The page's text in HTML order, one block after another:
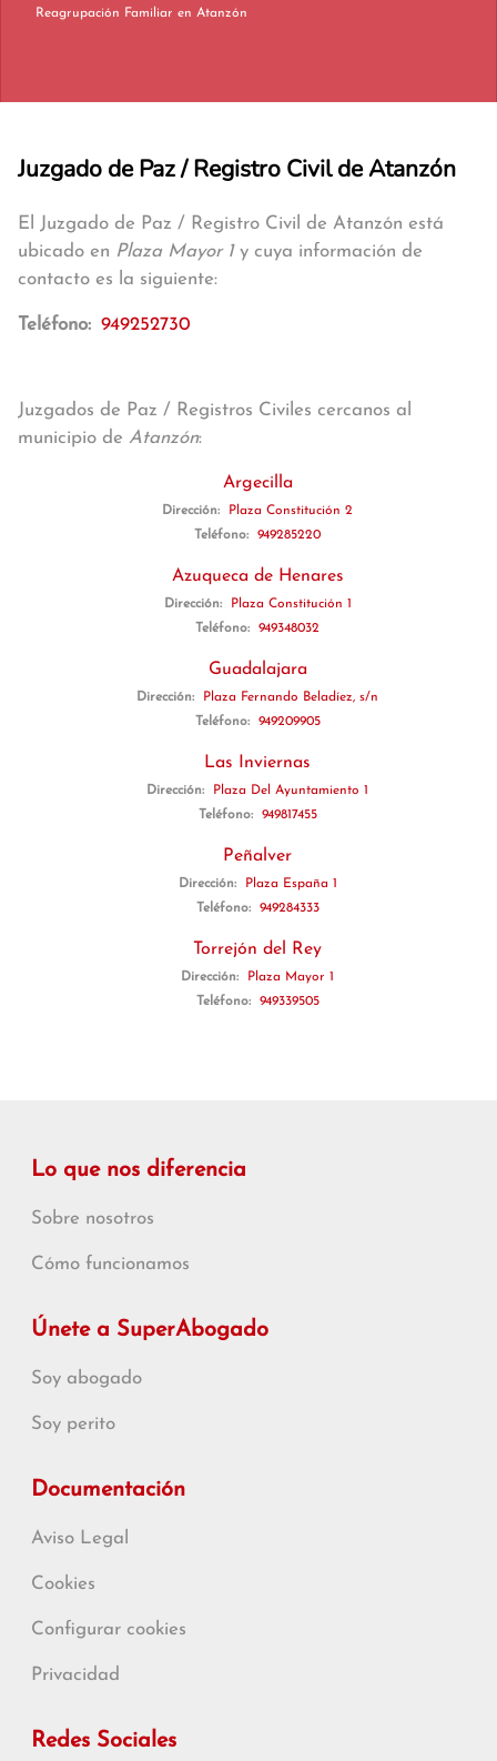
Reagrupación Familiar en Atanzón
Juzgado de Paz / Registro Civil de Atanzón
El Juzgado de Paz / Registro Civil de Atanzón está
ubicado en Plaza Mayor 1y cuya información de
contacto es la siguiente:
Teléfono: 949252730
Juzgados de Paz / Registros Civiles cercanos al
municipio de Atanzón:
Argecilla
Dirección:
Plaza Constitución 2
Teléfono:
949285220
Azuqueca de Henares
Dirección:
Plaza Constitución 1
Teléfono:
949348032
Guadalajara
Dirección:
Plaza Fernando Beladíez, s/n
Teléfono:
949209905
Las Inviernas
Dirección:
Plaza Del Ayuntamiento 1
Teléfono:
949817455
Peñalver
Dirección:
Plaza España 1
Teléfono:
949284333
Torrejón del Rey
Dirección:
Plaza Mayor 1
Teléfono:
949339505
Lo que nos diferencia
Sobre nosotros
Cómo funcionamos
Únete a SuperAbogado
Soy abogado
Soy perito
Documentación
Aviso Legal
Cookies
Configurar cookies
Privacidad
Redes Sociales